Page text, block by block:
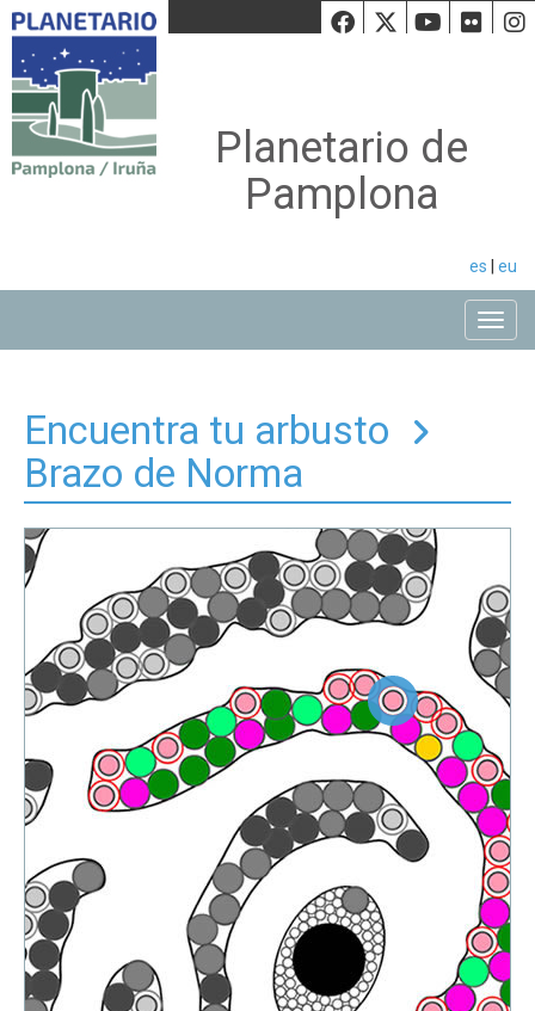
Facebook
Twiiter
Planetario de
Pamplona
es eu
Encuentra tu arbusto
Brazo de Norma